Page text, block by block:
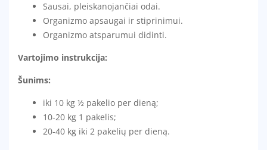
Sausai, pleiskanojančiai odai.
Organizmo apsaugai ir stiprinimui.
Organizmo atsparumui didinti.
Vartojimo instrukcija:
Šunims:
iki 10 kg ½ pakelio per dieną;
10-20 kg 1 pakelis;
20-40 kg iki 2 pakelių per dieną.